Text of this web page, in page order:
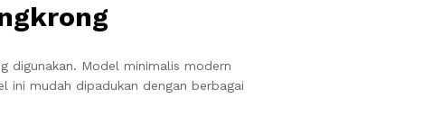
digunakan. Model minimalis modern
ini mudah dipadukan dengan berbagai